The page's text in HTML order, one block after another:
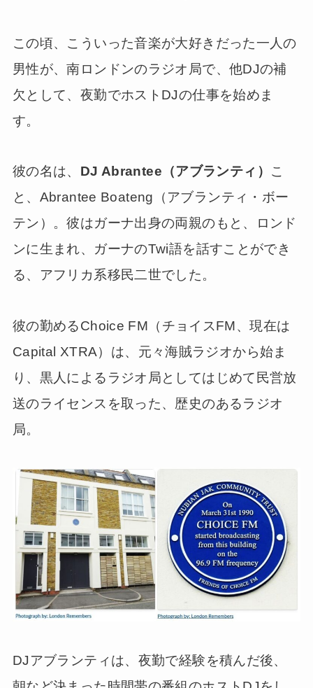
この頃、こういった音楽が大好きだった一人の
男性が、南ロンドンのラジオ局で、他DJの補
欠として、夜勤でホストDJの仕事を始めま
す。
彼の名は、 DJ Abrantee（アブランティ） こ
と、Abrantee Boateng（アブランティ・ボー
テン）。彼はガーナ出身の両親のもと、ロンド
ンに生まれ、ガーナのTwi語を話すことができ
る、アフリカ系移民二世でした。
彼の勤めるChoice FM（チョイスFM、現在は
Capital XTRA）は、元々海賊ラジオから始ま
り、黒人によるラジオ局としてはじめて民営放
送のライセンスを取った、歴史のあるラジオ
局。
DJアブランティは、夜勤で経験を積んだ後、